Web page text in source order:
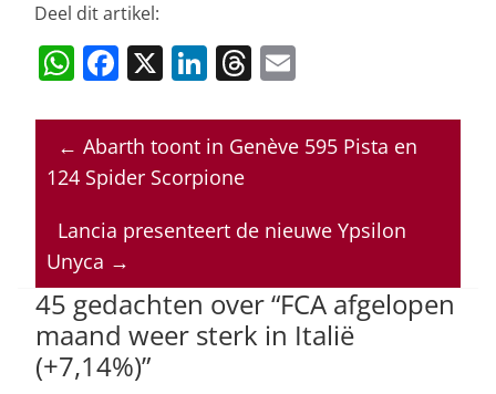
Deel dit artikel:
W
at
s
p
p
F
c
e
o
o
k
X Li
k
e
n
T
re
a
s
ai
l
← Abarth toont in Genève 595 Pista en
124 Spider Scorpione
Lancia presenteert de nieuwe Ypsilon
Unyca →
45 gedachten over “FCA afgelopen
maand weer sterk in Italië
(+7,14%)”